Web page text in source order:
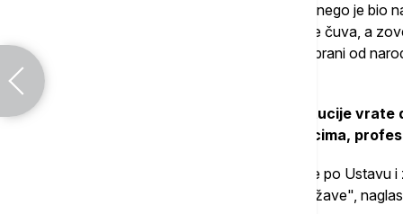
napad na nekoga ko je Aleksandar Vučić, nego je bio
državu, koji je biran od građana Srbije da je čuva, a
SNS, nego je bio napad na one koji su izabrani od
Naveo je da je sada vreme da se institucije
sistem državi, narodu, građanima, đacima,
"Ali i pravosuđe da se vrati državi, da sude po
vratimo ono što je oteto od naroda i od države",